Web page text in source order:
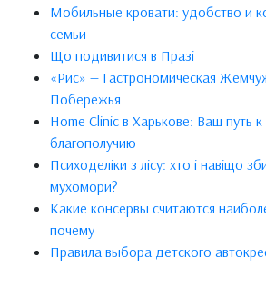
Мобильные кровати: удобство и
семьи
Що подивитися в Празі
«Рис» — Гастрономическая
Побережья
Home Clinic в Харькове: Ваш путь
благополучию
Психоделіки з лісу: хто і навіщо
мухомори?
Какие консервы считаются
почему
Правила выбора детского